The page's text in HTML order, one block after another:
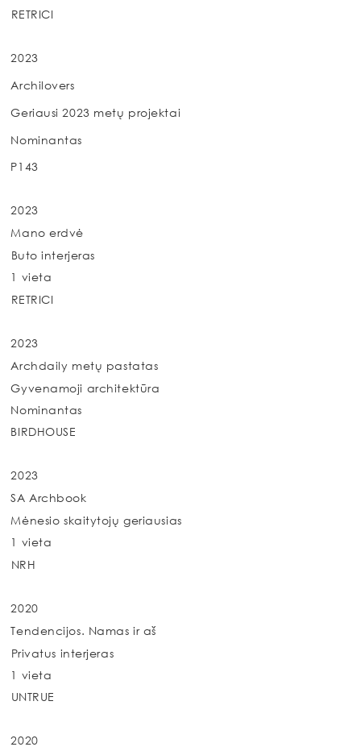
RETRICI
2023
Archilovers
Geriausi 2023 metų projektai
Nominantas
P143
2023
Mano erdvė
Buto interjeras
1 vieta
RETRICI
2023
Archdaily metų pastatas
Gyvenamoji architektūra
Nominantas
BIRDHOUSE
2023
SA Archbook
Mėnesio skaitytojų geriausias
1 vieta
NRH
2020
Tendencijos. Namas ir aš
Privatus interjeras
1 vieta
UNTRUE
2020